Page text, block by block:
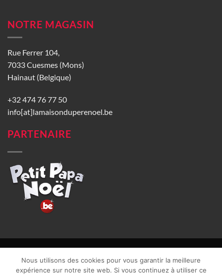
NOTRE MAGASIN
Rue Ferrer 104,
7033 Cuesmes (Mons)
Hainaut (Belgique)
+32 474 76 77 50
info[at]lamaisonduperenoel.be
PARTENAIRE
CGU| Vie privée| TVA : BE0840965749 | Site web réalisé par
Nous utilisons des cookies pour vous garantir la meilleure
expérience sur notre site web. Si vous continuez à utiliser ce